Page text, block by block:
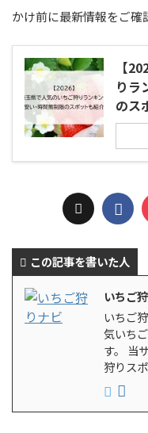
かけ前に最新情報をご確
【
りラ
のス
この記事を書いた人
いちご
いちご
気いち
す。 当
狩りス